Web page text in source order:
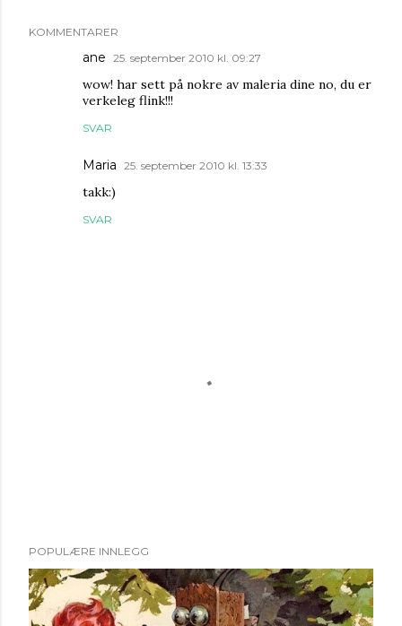
KOMMENTARER
ane 25. september 2010 kl. 09:27
wow! har sett på nokre av maleria dine no, du er
verkeleg flink!!!
SVAR
Maria 25. september 2010 kl. 13:33
takk:)
SVAR
e
g
g
POPULÆRE INNLEGG